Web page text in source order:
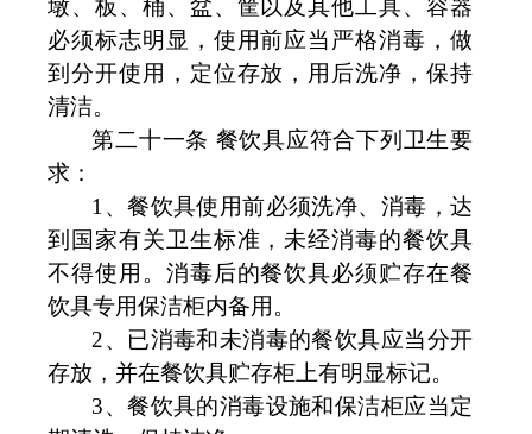
墩、板、桶、盆、筐以及其他工具、容器
必须标志明显，使用前应当严格消毒，做
到分开使用，定位存放，用后洗净，保持
清洁。
第二十一条 餐饮具应符合下列卫生要
求：
1 、餐饮具使用前必须洗净、消毒，达
到国家有关卫生标准，未经消毒的餐饮具
不得使用。消毒后的餐饮具必须贮存在餐
饮具专用保洁柜内备用。
2、已消毒和未消毒的餐饮具应当分开
存放，并在餐饮具贮存柜上有明显标记。
3、餐饮具的消毒设施和保洁柜应当定